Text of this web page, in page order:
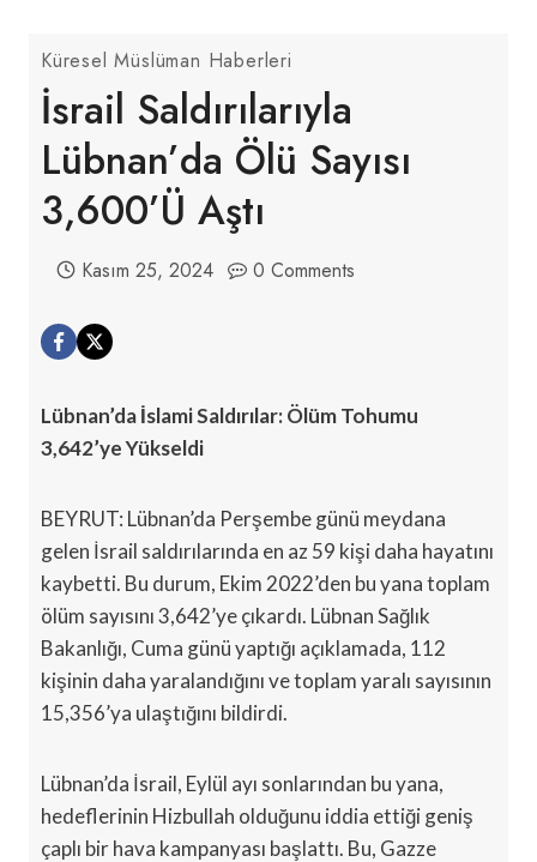
Küresel Müslüman Haberleri
İsrail Saldırılarıyla
Lübnan’da Ölü Sayısı
3,600’ü Aştı
Kasım 25, 2024 0 Comments
Lübnan’da İslami Saldırılar: Ölüm Tohumu
3,642’ye Yükseldi
BEYRUT: Lübnan’da Perşembe günü meydana
gelen İsrail saldırılarında en az 59 kişi daha hayatını
kaybetti. Bu durum, Ekim 2022’den bu yana toplam
ölüm sayısını 3,642’ye çıkardı. Lübnan Sağlık
Bakanlığı, Cuma günü yaptığı açıklamada, 112
kişinin daha yaralandığını ve toplam yaralı sayısının
15,356’ya ulaştığını bildirdi.
Lübnan’da İsrail, Eylül ayı sonlarından bu yana,
hedeflerinin Hizbullah olduğunu iddia ettiği geniş
çaplı bir hava kampanyası başlattı. Bu, Gazze